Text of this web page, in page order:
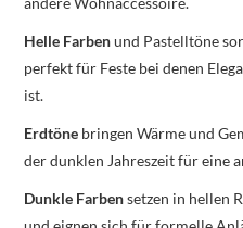
Helle Farbenund Pastelltöne
perfekt für Feste bei denen
ist.
Erdtöne bringen Wärme und
der dunklen Jahreszeit für eine
Dunkle Farbensetzen in hellen